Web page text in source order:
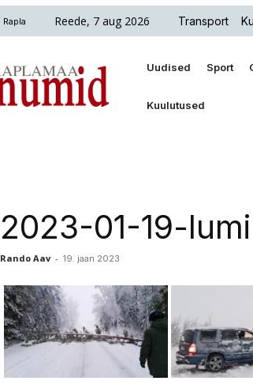
Rapla Reede, 7 aug 2026 Transport
Uudised Sport
Kuulutused
2023-01-19-lumi
Rando Aav - 19. jaan 2023